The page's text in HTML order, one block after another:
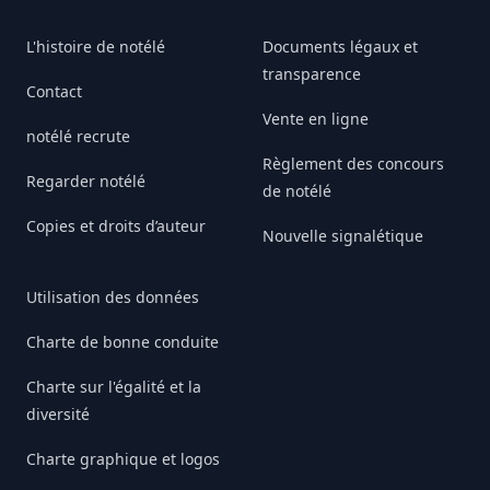
L'histoire de notélé
Contact
notélé recrute
Regarder notélé
Copies et droits d’auteur
Utilisation des données
Charte de bonne conduite
Charte sur l'égalité et la
diversité
Charte graphique et logos
Documents légaux et
transparence
Vente en ligne
Règlement des concours
de notélé
Nouvelle signalétique